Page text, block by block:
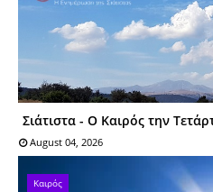
Σιάτιστα - Ο Καιρός την
August 04, 2026
Καιρός